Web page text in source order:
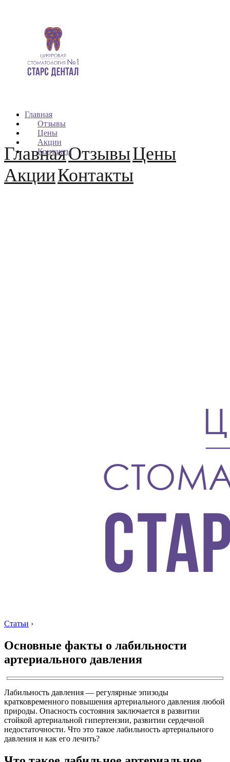
Главная
Отзывы
Цены
Акции
Контакты
ГлавнаяОтзывыЦены
АкцииКонтакты
Статьи ›
Основные факты о лабильности
артериального давления
Лабильность давления — регулярные эпизоды
кратковременного повышения артериального давления любой
природы. Опасность состояния заключается в развитии
стойкой артериальной гипертензии, развитии сердечной
недостаточности. Что это такое лабильность артериального
давления и как его лечить?